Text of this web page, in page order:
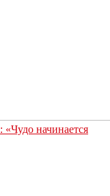
начинается